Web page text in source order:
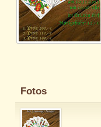
Fotos